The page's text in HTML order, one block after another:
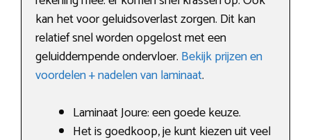
kan het voor geluidsoverlast zorgen. Dit kan
relatief snel worden opgelost met een
geluiddempende ondervloer. Bekijk prijzen en
voordelen + nadelen van laminaat.
Laminaat Joure: een goede keuze.
Het is goedkoop, je kunt kiezen uit veel